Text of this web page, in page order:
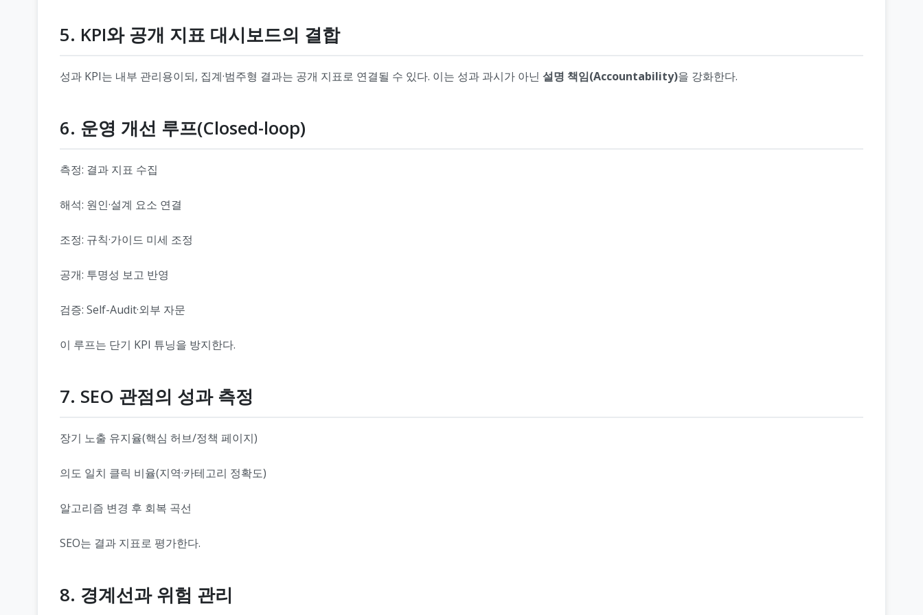
5. KPI와 공개 지표 대시보드의 결합
성과 KPI는 내부 관리용이되, 집계·범주형 결과는 공개 지표로 연결될 수 있다. 이는 성과 과시가 아닌 설명 책임(Accountability)을 강화한다.
6. 운영 개선 루프(Closed-loop)
측정: 결과 지표 수집
해석: 원인·설계 요소 연결
조정: 규칙·가이드 미세 조정
공개: 투명성 보고 반영
검증: Self-Audit·외부 자문
이 루프는 단기 KPI 튜닝을 방지한다.
7. SEO 관점의 성과 측정
장기 노출 유지율(핵심 허브/정책 페이지)
의도 일치 클릭 비율(지역·카테고리 정확도)
알고리즘 변경 후 회복 곡선
SEO는 결과 지표로 평가한다.
8. 경계선과 위험 관리